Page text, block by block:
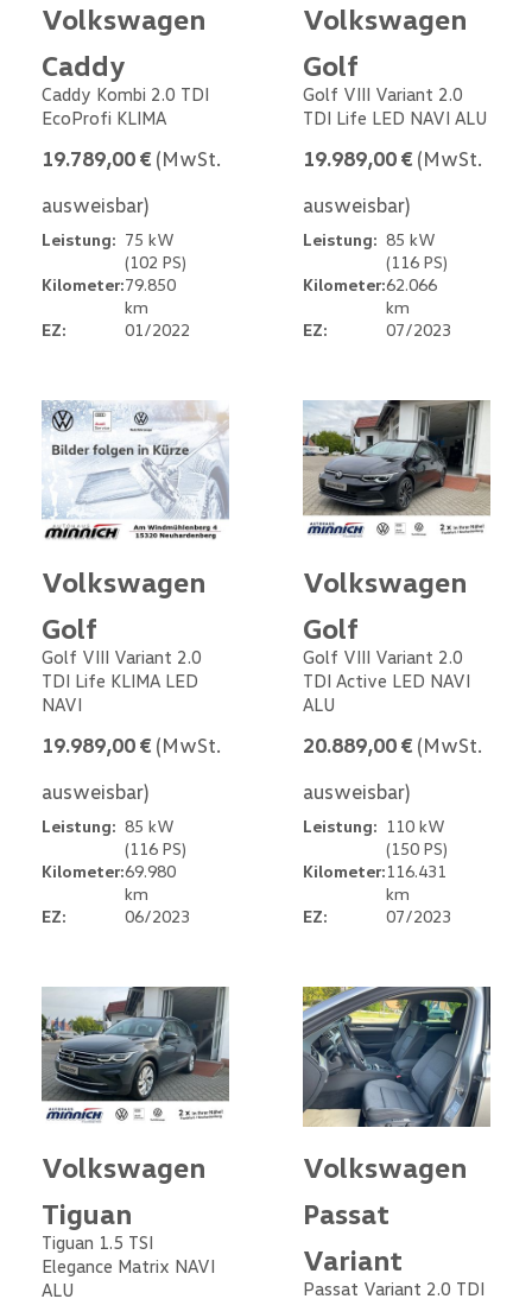
Volkswagen
Caddy
Caddy Kombi 2.0 TDI
EcoProfi KLIMA
19.789,00 € (MwSt.
ausweisbar)
Leistung: 75 kW
(102 PS)
Kilometer:79.850
km
EZ:
01/2022
Volkswagen
Golf
Golf VIII Variant 2.0
TDI Life LED NAVI ALU
19.989,00 € (MwSt.
ausweisbar)
Leistung: 85 kW
(116 PS)
Kilometer:62.066
km
EZ:
07/2023
Volkswagen
Golf
Golf VIII Variant 2.0
TDI Life KLIMA LED
NAVI
19.989,00 € (MwSt.
ausweisbar)
Leistung: 85 kW
(116 PS)
Kilometer:69.980
km
EZ:
06/2023
Volkswagen
Golf
Golf VIII Variant 2.0
TDI Active LED NAVI
ALU
20.889,00 € (MwSt.
ausweisbar)
Leistung: 110 kW
(150 PS)
Kilometer:116.431
km
EZ:
07/2023
Volkswagen
Tiguan
Tiguan 1.5 TSI
Elegance Matrix NAVI
ALU
Volkswagen
Passat
Variant
Passat Variant 2.0 TDI